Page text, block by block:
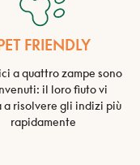
PET FRIENDLY
a quattro zampe sono
il loro fiuto vi
a risolvere gli indizi più
rapidamente